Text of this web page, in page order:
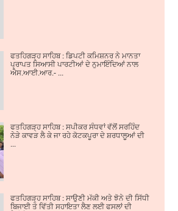
ਫਤਹਿਗੜ੍ਹ ਸਾਹਿਬ : ਡਿਪਟੀ ਕਮਿਸ਼ਨਰ ਨੇ ਮਾਨਤਾ
ਪ੍ਰਾਪਤ ਸਿਆਸੀ ਪਾਰਟੀਆਂ ਦੇ ਨੁਮਾਇੰਦਿਆਂ ਨਾਲ
ਐਸ.ਆਈ.ਆਰ.- ...
ਫਤਹਿਗੜ੍ਹ ਸਾਹਿਬ : ਸਪੀਕਰ ਸੰਧਵਾਂ ਵੱਲੋਂ ਸਰਹਿੰਦ
ਨੇੜੇ ਕਾਵੜ ਲੈ ਕੇ ਜਾ ਰਹੇ ਕੋਟਕਪੂਰਾ ਦੇ ਸ਼ਰਧਾਲੂਆਂ ਦੀ
ਫਤਹਿਗੜ੍ਹ ਸਾਹਿਬ : ਸਾਉਣੀ ਮੱਕੀ ਅਤੇ ਝੋਨੇ ਦੀ ਸਿੱਧੀ
ਬਿਜਾਈ ਤੇ ਵਿੱਤੀ ਸਹਾਇਤਾ ਲੈਣ ਲਈ ਫਸਲਾਂ ਦੀ